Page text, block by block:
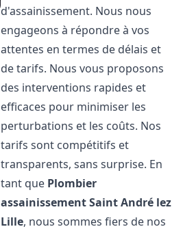
d'assainissement. Nous nous
engageons à répondre à vos
attentes en termes de délais et
de tarifs. Nous vous proposons
des interventions rapides et
efficaces pour minimiser les
perturbations et les coûts. Nos
tarifs sont compétitifs et
transparents, sans surprise. En
tant que Plombier
assainissementSaint André lez
Lille, nous sommes fiers de nos